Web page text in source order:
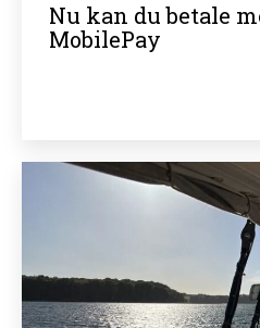
Nu kan du betale
MobilePay